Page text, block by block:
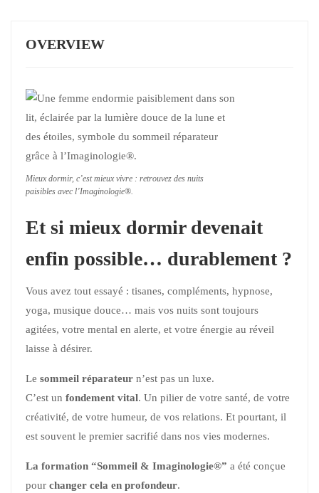
OVERVIEW
Mieux dormir, c’est mieux vivre : retrouvez des nuits
paisibles avec l’Imaginologie®.
Et si mieux dormir devenait
enfin possible… durablement ?
Vous avez tout essayé : tisanes, compléments, hypnose,
yoga, musique douce… mais vos nuits sont toujours
agitées, votre mental en alerte, et votre énergie au réveil
laisse à désirer.
Le sommeil réparateur n’est pas un luxe.
C’est un fondement vital. Un pilier de votre santé, de votre
créativité, de votre humeur, de vos relations. Et pourtant, il
est souvent le premier sacrifié dans nos vies modernes.
La formation “Sommeil & Imaginologie®” a été conçue
pour changer cela en profondeur.